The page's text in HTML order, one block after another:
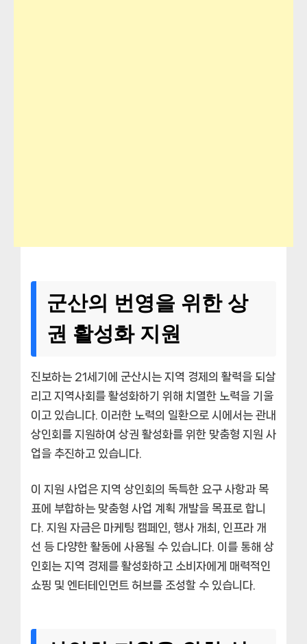
군산의 번영을 위한 상
권 활성화 지원
진보하는 21세기에 군산시는 지역 경제의 활력을 되살
리고 지역사회를 활성화하기 위해 치열한 노력을 기울
이고 있습니다. 이러한 노력의 일환으로 시에서는 관내
상인회를 지원하여 상권 활성화를 위한 맞춤형 지원 사
업을 추진하고 있습니다.
이 지원 사업은 지역 상인회의 독특한 요구 사항과 목
표에 부합하는 맞춤형 사업 계획 개발을 목표로 합니
다. 지원 자금은 마케팅 캠페인, 행사 개최, 인프라 개
선 등 다양한 활동에 사용될 수 있습니다. 이를 통해 상
인회는 지역 경제를 활성화하고 소비자에게 매력적인
쇼핑 및 엔터테인먼트 허브를 조성할 수 있습니다.